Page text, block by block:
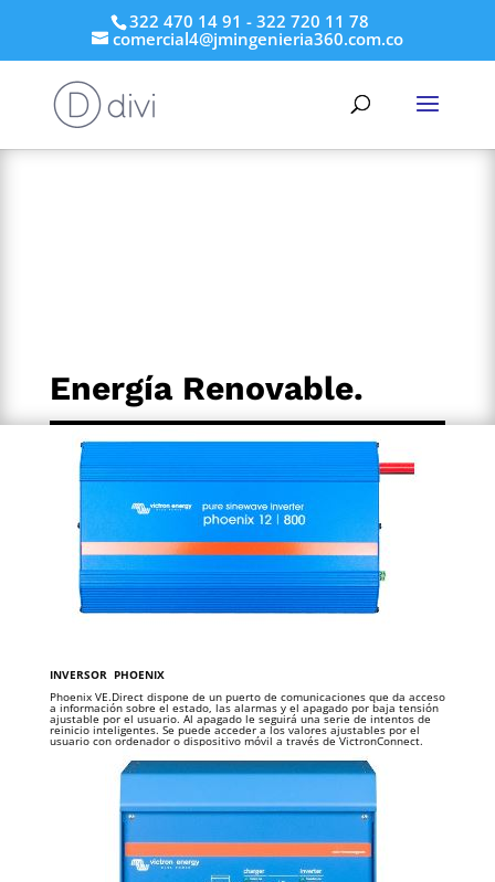
322 470 14 91 - 322 720 11 78
comercial4@jmingenieria360.com.co
Energía Renovable.
INVERSOR PHOENIX
Phoenix VE.Direct dispone de un puerto de comunicaciones que da acceso
a información sobre el estado, las alarmas y el apagado por baja tensión
ajustable por el usuario. Al apagado le seguirá una serie de intentos de
reinicio inteligentes. Se puede acceder a los valores ajustables por el
usuario con ordenador o dispositivo móvil a través de VictronConnect.